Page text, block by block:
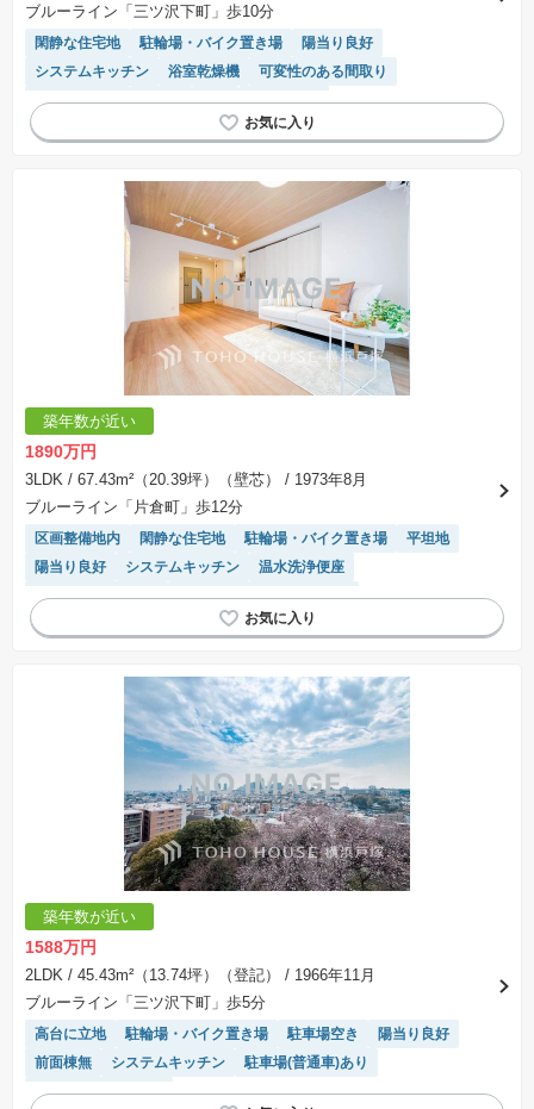
ブルーライン「三ツ沢下町」歩10分
閑静な住宅地 駐輪場・バイク置き場
陽当り良好
システムキッチン
浴室乾燥機
可変性のある間取り
温水洗浄便座
食洗機 WIC
ペット相談
モニター付きインターホン
リフォーム済み物件
築年数が近い
1890万円
3LDK / 67.43m²（20.39坪）（壁芯）
/ 1973年8月
ブルーライン「片倉町」歩12分
区画整備地内 閑静な住宅地 駐輪場・バイク置き場
平坦地
陽当り良好
システムキッチン
温水洗浄便座
駐車場(普通車)あり
モニター付きインターホン
リフォーム済み物件
築年数が近い
1588万円
2LDK / 45.43m²（13.74坪）（登記）
/ 1966年11月
ブルーライン「三ツ沢下町」歩5分
高台に立地 駐輪場・バイク置き場 駐車場空き
陽当り良好
前面棟無
システムキッチン
駐車場(普通車)あり
リフォーム済み物件